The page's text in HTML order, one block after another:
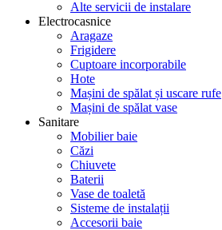
Alte servicii de instalare
Electrocasnice
Aragaze
Frigidere
Cuptoare incorporabile
Hote
Mașini de spălat și uscare rufe
Mașini de spălat vase
Sanitare
Mobilier baie
Căzi
Chiuvete
Baterii
Vase de toaletă
Sisteme de instalații
Accesorii baie